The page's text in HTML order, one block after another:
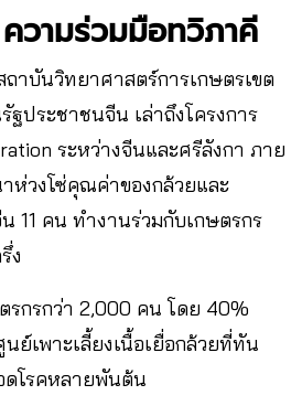
วามร่วมมือทวิภาคี
าบันวิทยาศาสตร์การเกษตรเขต
ประชาชนจีน เล่าถึงโครงการ
ระหว่างจีนและศรีลังกา ภาย
ห่วงโซ่คุณค่าของกล้วยและ
11 คน ทำงานร่วมกับเกษตรกร
ง
รกรกว่า 2,000 คน โดย 40%
ย์เพาะเลี้ยงเนื้อเยื่อกล้วยที่ทัน
โรคหลายพันต้น